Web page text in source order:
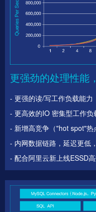
更强劲的处理性能
- 更强的读/写工作负载能力
- 更高效的IO 密集型工作负
- 新增高竞争（"hot spot"
- 内网数据链路，延迟更低
- 配合阿里云新上线ESSD